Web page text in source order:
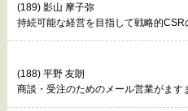
(189) 影山 摩子弥
持続可能な経営を目指して戦略的CSR
(188) 平野 友朗
商談・受注のためのメール営業がます